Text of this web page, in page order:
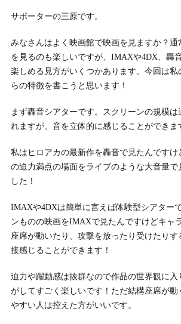
サポーターの三原です。
みなさんはよく映画館で映画を見ますか？通
を見るのも楽しいですが、IMAXや4DX、轟
楽しめる見方がいくつかあります。今回は
らの特徴を書こうと思います！
まず轟音シアターです。スクリーンの規模は
れますが、音を立体的に感じることができま
私はヒロアカの最新作を轟音で見たんです
の迫力満点の場面をライブのような大音量で
した！
IMAXや4DXは簡単に言えば体験型シアター
ンものの映画をIMAXで見たんですけどキャ
座席が動いたり、攻撃を放ったり受けたりす
接感じることができます！
迫力や躍動感は抜群なので作品の世界観に入
がしてすごく楽しいです！ただ結構座席が動
やすい人は控えた方がいいです。